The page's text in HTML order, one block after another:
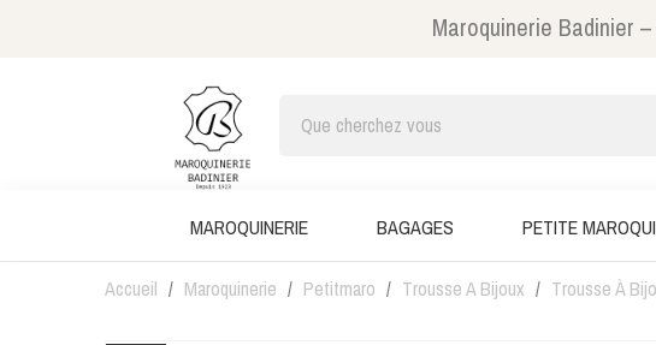
Maroquinerie Badinier
MAROQUINERIE BAGAGES PETITE
Accueil Maroquinerie Petitmaro Trousse A Bijoux Trousse À